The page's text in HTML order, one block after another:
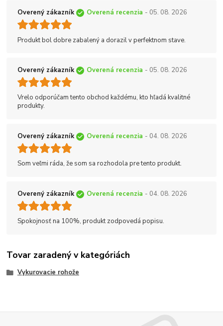
Overený zákazník Overená recenzia - 05. 08. 2026
Produkt bol dobre zabalený a dorazil v perfektnom stave.
Overený zákazník Overená recenzia - 05. 08. 2026
Vrelo odporúčam tento obchod každému, kto hľadá kvalitné
produkty.
Overený zákazník Overená recenzia - 04. 08. 2026
Som veľmi ráda, že som sa rozhodola pre tento produkt.
Overený zákazník Overená recenzia - 04. 08. 2026
Spokojnosť na 100%, produkt zodpovedá popisu.
Tovar zaradený v kategóriách
Vykurovacie rohože